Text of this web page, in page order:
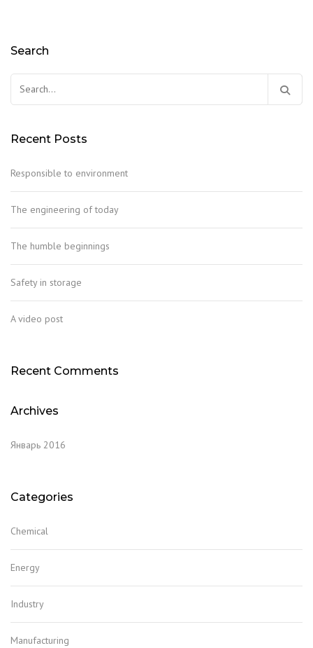
Search
Recent Posts
Responsible to environment
The engineering of today
The humble beginnings
Safety in storage
A video post
Recent Comments
Archives
Январь 2016
Categories
Chemical
Energy
Industry
Manufacturing